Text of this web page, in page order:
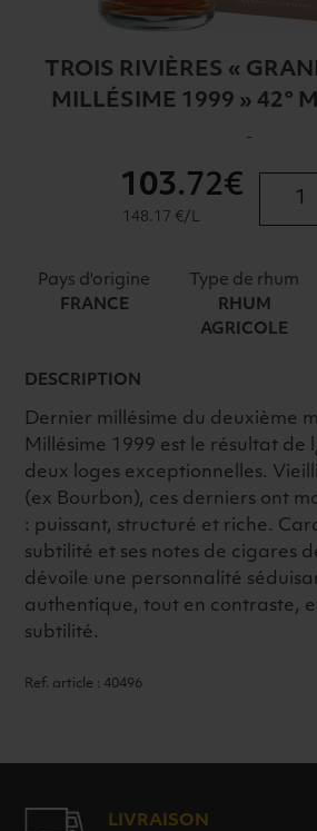
TROIS RIVIÈRES «
MILLÉSIME 1999 » 42°
-
103.72€
148.17 €/L
Pays d'origine
FRANCE
Type de rhum
RHUM
AGRICOLE
DESCRIPTION
Dernier millésime du deuxième
Millésime 1999 est le résultat de
deux loges exceptionnelles.
(ex Bourbon), ces derniers ont
: puissant, structuré et riche.
subtilité et ses notes de cigares
dévoile une personnalité
authentique, tout en contraste,
subtilité.
Ref. article : 40496
LIVRAISON